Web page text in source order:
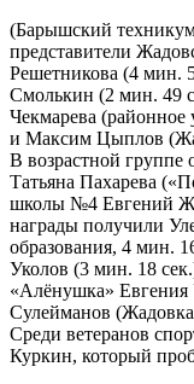
(Барышский
представители
Решетникова (4 мин.
Смолькин (2 мин. 49
Чекмарева (районное
и Максим Цыплов
В возрастной группе
Татьяна Пахарева
школы №4 Евгений
награды получили
образования, 4 мин.
Уколов (3 мин. 18
«Алёнушка»
Сулейманов
Среди ветеранов
Куркин, который